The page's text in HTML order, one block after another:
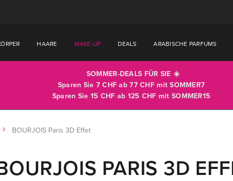
HAARE MAKE-UP DEALS ARABISCHE PARFUMS
SOMMER-DEALS FÜR SIE ☀️
Sparen Sie 7 CHF ab 77 CHF mitSOMMER7
Sparen Sie 15 CHF ab 125 CHF mit SOMMER15
BOURJOIS Paris 3D Effet
PARIS 3D